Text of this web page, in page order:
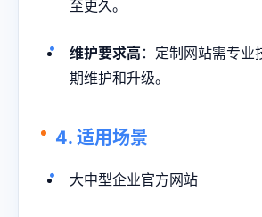
至更久。
维护要求高 ：定制网站需专业
期维护和升级。
4. 适用场景
大中型企业官方网站